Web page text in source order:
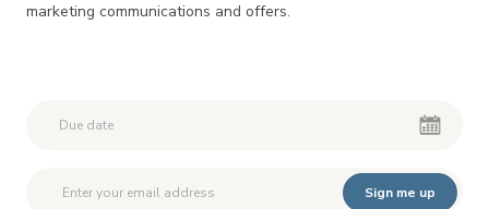
marketing communications and offers.
Second First Name
Sign me up